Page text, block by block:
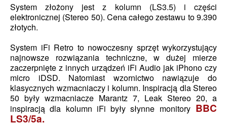
System złożony jest z kolumn (LS3.5) i części
elektronicznej (Stereo 50). Cena całego zestawu to 9.390
złotych.
System iFi Retro to nowoczesny sprzęt wykorzystujący
najnowsze rozwiązania techniczne, w dużej mierze
zaczerpnięte z innych urządzeń iFi Audio jak iPhono czy
micro iDSD. Natomiast wzornictwo nawiązuje do
klasycznych wzmacniaczy i kolumn. Inspiracją dla Stereo
50 były wzmacniacze Marantz 7, Leak Stereo 20, a
inspiracją dla kolumn iFi były słynne monitoryBBC
LS3/5a.